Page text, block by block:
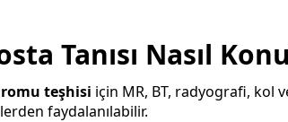
Tanısı Nasıl
teşhisi için MR, BT, radyografi, kol
faydalanılabilir.